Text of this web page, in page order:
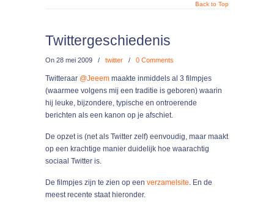
Back to Top
Twittergeschiedenis
On 28 mei 2009 / twitter / 0 Comments
Twitteraar @Jeeem maakte inmiddels al 3 filmpjes
(waarmee volgens mij een traditie is geboren) waarin
hij leuke, bijzondere, typische en ontroerende
berichten als een kanon op je afschiet.
De opzet is (net als Twitter zelf) eenvoudig, maar maakt
op een krachtige manier duidelijk hoe waarachtig
sociaal Twitter is.
De filmpjes zijn te zien op een verzamelsite. En de
meest recente staat hieronder.